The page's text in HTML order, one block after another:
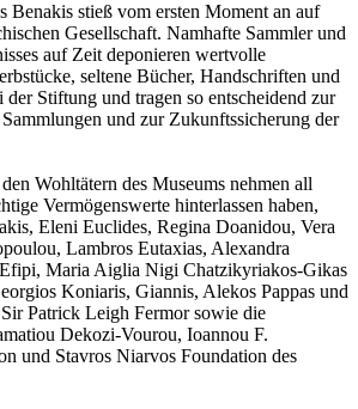
stieß vom ersten Moment an auf
Gesellschaft. Namhafte Sammler und
auf Zeit deponieren wertvolle
seltene Bücher, Handschriften und
Stiftung und tragen so entscheidend zur
und zur Zukunftssicherung der
Wohltätern des Museums nehmen all
Vermögenswerte hinterlassen haben,
Eleni Euclides, Regina Doanidou, Vera
Lambros Eutaxias, Alexandra
Maria Aiglia Nigi Chatzikyriakos-Gikas
Koniaris, Giannis, Alekos Pappas und
Patrick Leigh Fermor sowie die
Dekozi-Vourou, Ioannou F.
und Stavros Niarvos Foundation des